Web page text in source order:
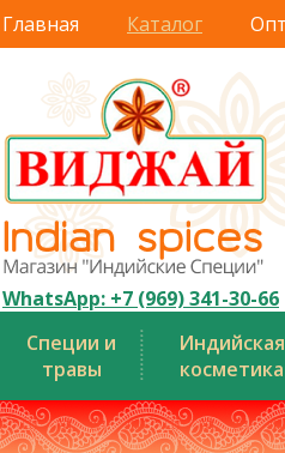
Главная Каталог
WhatsApp: +7 (969) 341-30-66
Специи и
травы
Индийская
косметика